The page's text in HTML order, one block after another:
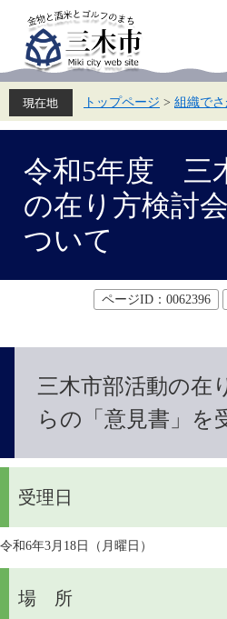
先
頭
す。
を
飛
し
トップページ > 組織で
令和5年度 三
の在り方検討
ついて
ページID：0062396
三木市部活動の在
らの「意見書」を
受理日
令和6年3月18日（月曜日）
場 所